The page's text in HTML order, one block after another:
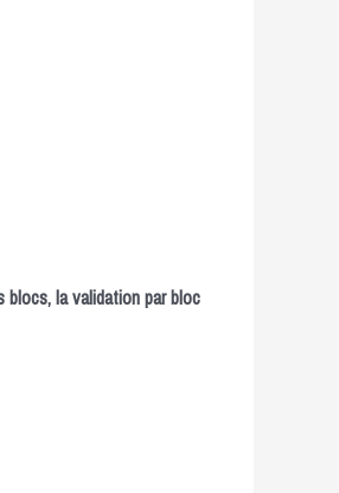
la validation par bloc